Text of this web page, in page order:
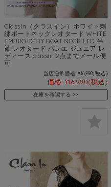
ClassIn（クラスイン）ホワイト刺
繍ボートネックレオタード WHITE
EMBROIDERY BOAT NECK LEO 半
袖 レオタード バレエ ジュニア レ
ディース classin 2点までメール便
可
当店通常価格: ¥16,990(税込)
価格: ¥16,990(税込)
在庫を確認する